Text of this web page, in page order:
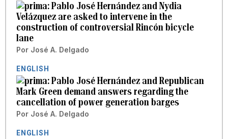
Pablo José Hernández and Nydia
Velázquez are asked to intervene in the
construction of controversial Rincón bicycle
lane
Por José A. Delgado
ENGLISH
Pablo José Hernández and Republican
Mark Green demand answers regarding the
cancellation of power generation barges
Por José A. Delgado
ENGLISH